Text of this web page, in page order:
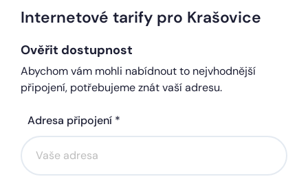
Internetové tarify pro Krašovice
Ověřit dostupnost
Abychom vám mohli nabídnout to nejvhodnější
připojení, potřebujeme znát vaší adresu.
Adresa připojení *